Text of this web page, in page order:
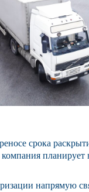
срока
планирует
напрямую